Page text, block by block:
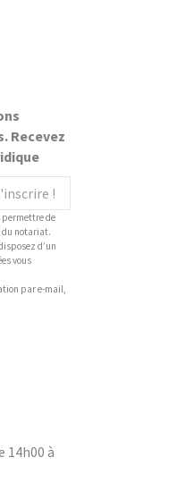
Recevez
!
permettre de
du notariat.
d’un
vous
par e-mail,
14h00 à